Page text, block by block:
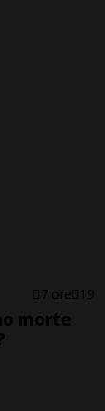
7 ore 19
morte